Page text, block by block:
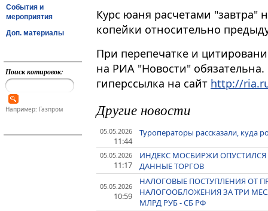
События и
мероприятия
Доп. материалы
Поиск котировок:
Например: Газпром
Курс юаня расчетами "завтра"
копейки относительно
При перепечатке и
на РИА "Новости"
гиперссылка на сайт http://
Другие новости
05.05.2026
11:44
Туроператоры рассказали, куда
05.05.2026
11:17
ИНДЕКС МОСБИРЖИ ОПУСТИЛСЯ
ДАННЫЕ ТОРГОВ
05.05.2026
10:59
НАЛОГОВЫЕ ПОСТУПЛЕНИЯ ОТ
НАЛОГООБЛОЖЕНИЯ ЗА ТРИ
МЛРД РУБ - СБ РФ